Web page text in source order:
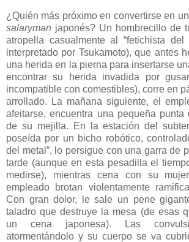
¿Quién más próximo en convertirse en
salaryman japonés? Un hombrecillo de
atropella casualmente al “fetichista del
interpretado por Tsukamoto), que antes
una herida en la pierna para insertarse
encontrar su herida invadida por
incompatible con comestibles), corre en
arrollado. La mañana siguiente, el
afeitarse, encuentra una pequeña
de su mejilla. En la estación del
poseída por un bicho robótico,
del metal”, lo persigue con una garra de
tarde (aunque en esta pesadilla el
medirse), mientras cena con su
empleado brotan violentamente
Con gran dolor, le sale un pene
taladro que destruye la mesa (de esas
un cena japonesa). Las
atormentándolo y su cuerpo se va